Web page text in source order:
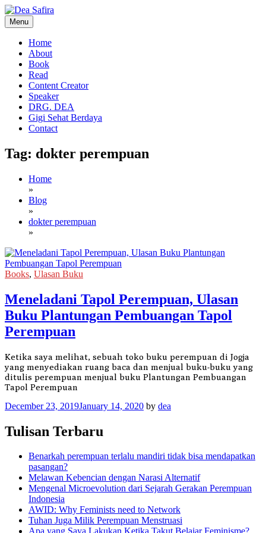
Skip
to
content
Menu
Home
About
Book
Read
Content Creator
Speaker
DRG. DEA
Gigi Sehat Berdaya
Contact
Tag: dokter perempuan
Home
»
Blog
»
dokter perempuan
»
Books, Ulasan Buku
Meneladani Tapol Perempuan, Ulasan
Buku Plantungan Pembuangan Tapol
Perempuan
Ketika saya melihat, sebuah toko buku perempuan di Jogja
yang menyediakan ruang baca dan menjual buku-buku yang
ditulis perempuan menjual buku Plantungan Pembuangan
Tapol Perempuan
December 23, 2019January 14, 2020 by dea
Tulisan Terbaru
Benarkah perempuan terlalu mandiri tidak bisa mendapatkan
pasangan?
Melawan Kebencian dengan Narasi Alternatif
Mengenal Microevolution dari Sejarah Gerakan Perempuan
Indonesia
AWID: Why Feminists need to Network
Tuhan Juga Milik Perempuan Menstruasi